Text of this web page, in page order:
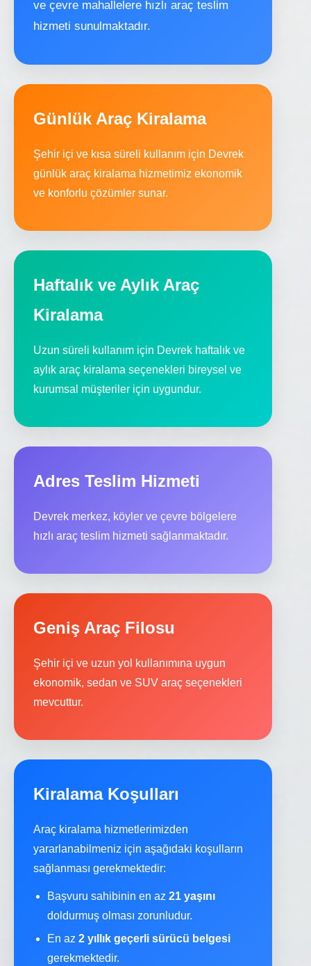
ve çevre mahallelere hızlı araç teslim
hizmeti sunulmaktadır.
Günlük Araç Kiralama
Şehir içi ve kısa süreli kullanım için Devrek
günlük araç kiralama hizmetimiz ekonomik
ve konforlu çözümler sunar.
Haftalık ve Aylık Araç
Kiralama
Uzun süreli kullanım için Devrek haftalık ve
aylık araç kiralama seçenekleri bireysel ve
kurumsal müşteriler için uygundur.
Adres Teslim Hizmeti
Devrek merkez, köyler ve çevre bölgelere
hızlı araç teslim hizmeti sağlanmaktadır.
Geniş Araç Filosu
Şehir içi ve uzun yol kullanımına uygun
ekonomik, sedan ve SUV araç seçenekleri
mevcuttur.
Kiralama Koşulları
Araç kiralama hizmetlerimizden
yararlanabilmeniz için aşağıdaki koşulların
sağlanması gerekmektedir:
Başvuru sahibinin en az 21 yaşını
doldurmuş olması zorunludur.
En az 2 yıllık geçerli sürücü belgesi
gerekmektedir.